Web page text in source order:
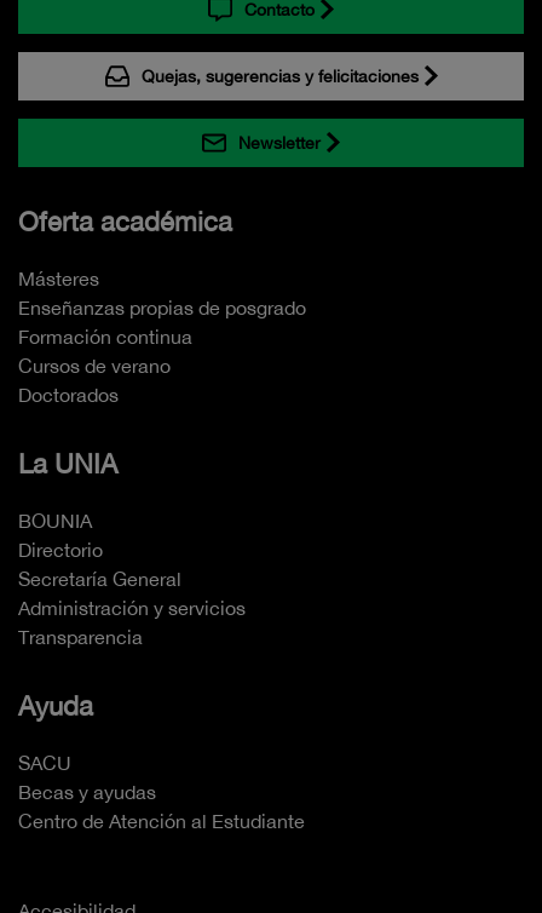
Contacto
Quejas, sugerencias y felicitaciones
Newsletter
Oferta académica
Másteres
Enseñanzas propias de posgrado
Formación continua
Cursos de verano
Doctorados
La UNIA
BOUNIA
Directorio
Secretaría General
Administración y servicios
Transparencia
Ayuda
SACU
Becas y ayudas
Centro de Atención al Estudiante